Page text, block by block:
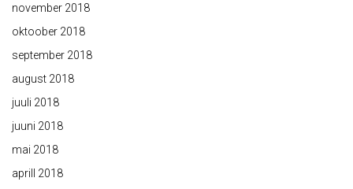
november 2018
oktoober 2018
september 2018
august 2018
juuli 2018
juuni 2018
mai 2018
aprill 2018